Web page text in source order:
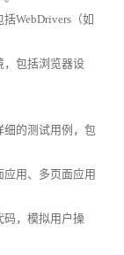
WebDrivers（如
，包括浏览器设
细的测试用例，包
用、多页面应用
码，模拟用户操